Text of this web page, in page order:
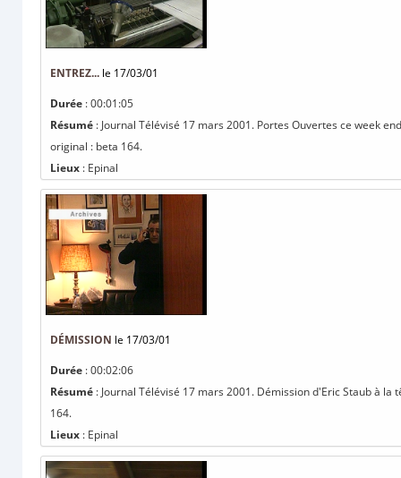
ENTREZ... le 17/03/01
Durée : 00:01:05
Résumé : Journal Télévisé 17 mars 2001. Portes Ouvertes ce week
original : beta 164.
Lieux : Epinal
DÉMISSION le 17/03/01
Durée : 00:02:06
Résumé : Journal Télévisé 17 mars 2001. Démission d'Eric Staub à
164.
Lieux : Epinal